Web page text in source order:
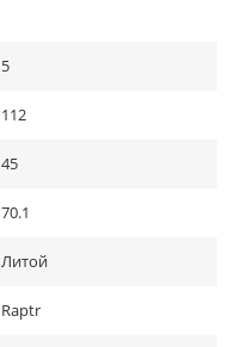
5
112
45
70.1
Литой
Raptr